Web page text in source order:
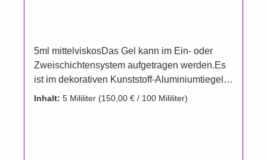
5ml mittelviskosDas Gel kann im Ein- oder
Zweischichtensystem aufgetragen werden.Es
ist im dekorativen Kunststoff-Aluminiumtiegel
erhältlich.Um das Auslaufen der Gele zu
Inhalt: 5 Mililiter (150,00 € / 100 Mililiter)